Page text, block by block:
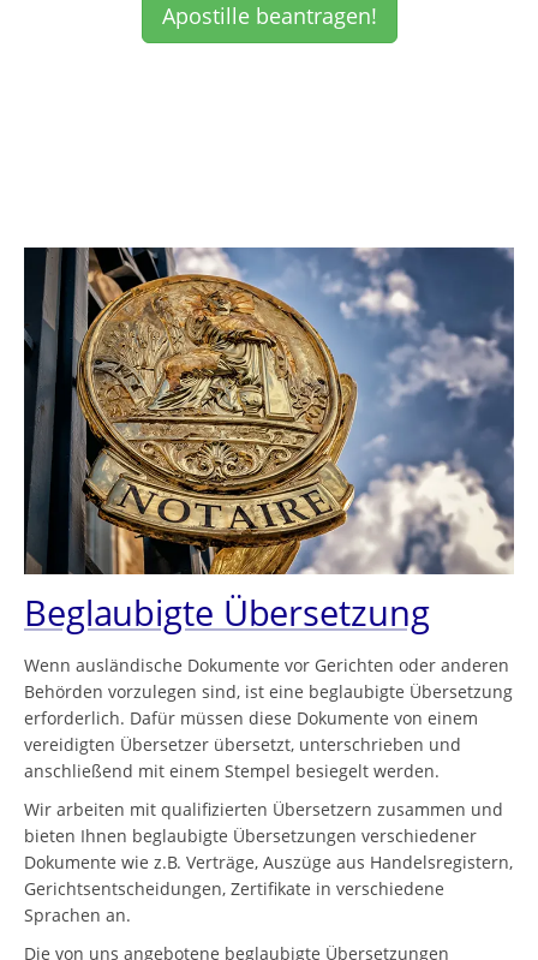
Apostille beantragen!
Beglaubigte Übersetzung
Wenn ausländische Dokumente vor Gerichten oder anderen
Behörden vorzulegen sind, ist eine beglaubigte Übersetzung
erforderlich. Dafür müssen diese Dokumente von einem
vereidigten Übersetzer übersetzt, unterschrieben und
anschließend mit einem Stempel besiegelt werden.
Wir arbeiten mit qualifizierten Übersetzern zusammen und
bieten Ihnen beglaubigte Übersetzungen verschiedener
Dokumente wie z.B. Verträge, Auszüge aus Handelsregistern,
Gerichtsentscheidungen, Zertifikate in verschiedene
Sprachen an.
Die von uns angebotene beglaubigte Übersetzungen